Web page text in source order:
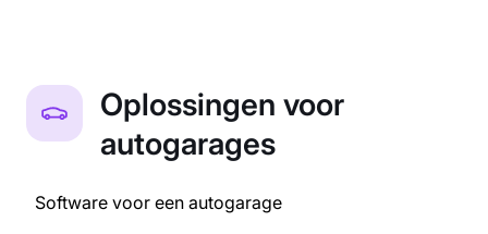
Oplossingen voor
autogarages
Software voor een autogarage